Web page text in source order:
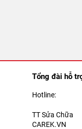
Tổng đài hỗ
Hotline:
TT Sửa Chữa
CAREK.VN